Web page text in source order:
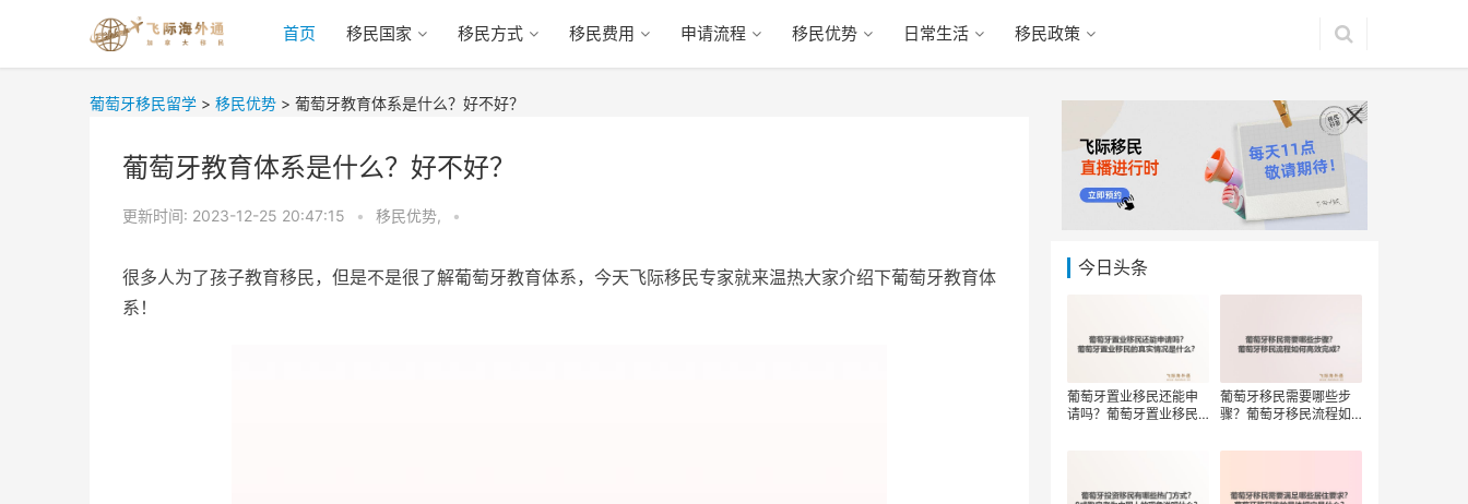
首页 移民国家 移民方式 移民费用 申请流程 移民优势 日常生活 移民政策
葡萄牙移民留学 > 移民优势 > 葡萄牙教育体系是什么？好不好？
葡萄牙教育体系是什么？好不好？
更新时间: 2023-12-25 20:47:15 • 移民优势, •
很多人为了孩子教育移民，但是不是很了解葡萄牙教育体系，今天飞际移民专家就来温热大家介绍下葡萄牙教育体
系！
今日头条
葡萄牙置业移民还能申
请吗？葡萄牙置业移民
葡萄牙移民需要哪些步
骤？葡萄牙移民流程如